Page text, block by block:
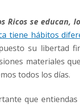
Ricos se educan,
tiene hábitos
su libertad
materiales
todos los días.
que